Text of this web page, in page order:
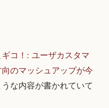
ギコ！: ユーザカスタマ
のマッシュアップが今
うな内容が書かれていて